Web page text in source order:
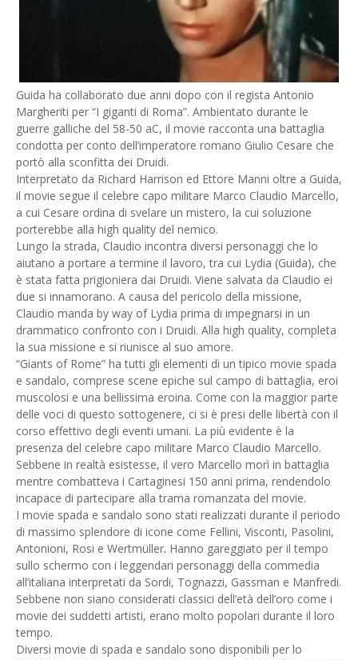
Guida ha collaborato due anni dopo con il regista Antonio
Margheriti per “I giganti di Roma”. Ambientato durante le
guerre galliche del 58-50 aC, il movie racconta una battaglia
condotta per conto dell’imperatore romano Giulio Cesare che
portò alla sconfitta dei Druidi.
Interpretato da Richard Harrison ed Ettore Manni oltre a Guida,
il movie segue il celebre capo militare Marco Claudio Marcello,
a cui Cesare ordina di svelare un mistero, la cui soluzione
porterebbe alla high quality del nemico.
Lungo la strada, Claudio incontra diversi personaggi che lo
aiutano a portare a termine il lavoro, tra cui Lydia (Guida), che
è stata fatta prigioniera dai Druidi. Viene salvata da Claudio ei
due si innamorano. A causa del pericolo della missione,
Claudio manda by way of Lydia prima di impegnarsi in un
drammatico confronto con i Druidi. Alla high quality, completa
la sua missione e si riunisce al suo amore.
“Giants of Rome” ha tutti gli elementi di un tipico movie spada
e sandalo, comprese scene epiche sul campo di battaglia, eroi
muscolosi e una bellissima eroina. Come con la maggior parte
delle voci di questo sottogenere, ci si è presi delle libertà con il
corso effettivo degli eventi umani. La più evidente è la
presenza del celebre capo militare Marco Claudio Marcello.
Sebbene in realtà esistesse, il vero Marcello morì in battaglia
mentre combatteva i Cartaginesi 150 anni prima, rendendolo
incapace di partecipare alla trama romanzata del movie.
I movie spada e sandalo sono stati realizzati durante il periodo
di massimo splendore di icone come Fellini, Visconti, Pasolini,
Antonioni, Rosi e Wertmüller. Hanno gareggiato per il tempo
sullo schermo con i leggendari personaggi della commedia
all’italiana interpretati da Sordi, Tognazzi, Gassman e Manfredi.
Sebbene non siano considerati classici dell’età dell’oro come i
movie dei suddetti artisti, erano molto popolari durante il loro
tempo.
Diversi movie di spada e sandalo sono disponibili per lo